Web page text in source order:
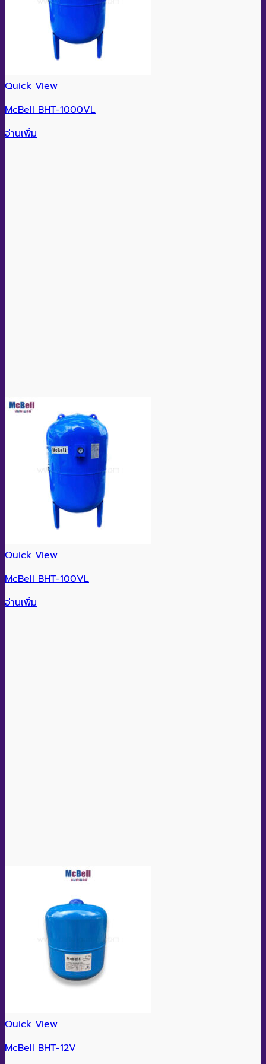
Quick View
McBell BHT-1000VL
อ่านเพิ่ม
Quick View
McBell BHT-100VL
อ่านเพิ่ม
Quick View
McBell BHT-12V